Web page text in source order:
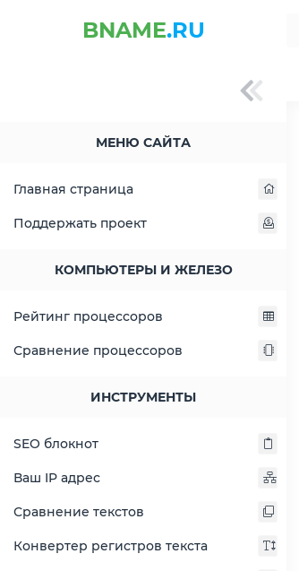
BNAME.RU
МЕНЮ САЙТА
Главная страница
Поддержать проект
КОМПЬЮТЕРЫ И ЖЕЛЕЗО
Рейтинг процессоров
Сравнение процессоров
ИНСТРУМЕНТЫ
SEO блокнот
Ваш IP адрес
Сравнение текстов
Конвертер регистров текста